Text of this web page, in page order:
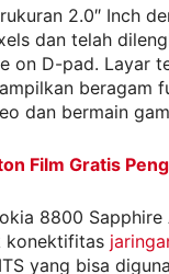
2.0″ Inch
dan telah
on D-pad. Layar
beragam
dan bermain
Film Gratis
8800
konektifitas
yang bisa